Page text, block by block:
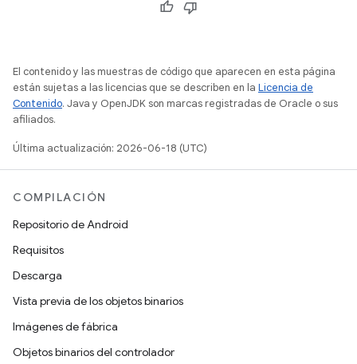
El contenido y las muestras de código que aparecen en esta página
están sujetas a las licencias que se describen en la Licencia de
Contenido. Java y OpenJDK son marcas registradas de Oracle o sus
afiliados.
Última actualización: 2026-06-18 (UTC)
COMPILACIÓN
Repositorio de Android
Requisitos
Descarga
Vista previa de los objetos binarios
Imágenes de fábrica
Objetos binarios del controlador